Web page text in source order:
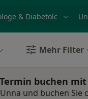
Mehr Filter
buchen
und buchen Sie